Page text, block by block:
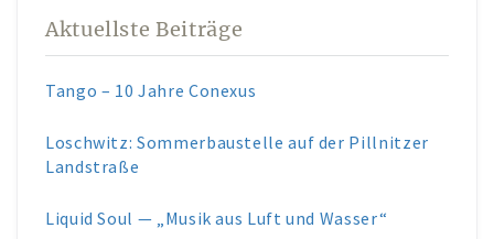
Aktuellste Beiträge
Tango – 10 Jahre Conexus
Loschwitz: Sommerbaustelle auf der Pillnitzer
Landstraße
Liquid Soul — „Musik aus Luft und Wasser“